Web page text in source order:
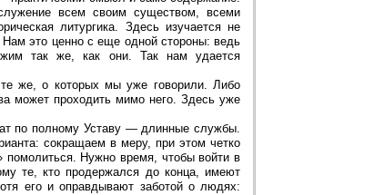
всем своим существом, всеми
литургика. Здесь изучается не
Нам это ценно с еще одной стороны: ведь
так же, как они. Так нам удается
же, о которых мы уже говорили. Либо
может проходить мимо него. Здесь уже
по полному Уставу — длинные службы.
сокращаем в меру, при этом четко
Нужно время, чтобы войти в
те, кто продержался до конца, имеют
его и оправдывают заботой о людях: